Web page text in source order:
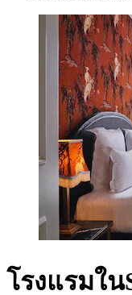
โรงแรมใน